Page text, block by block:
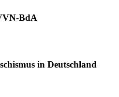
BdA
in Deutschland